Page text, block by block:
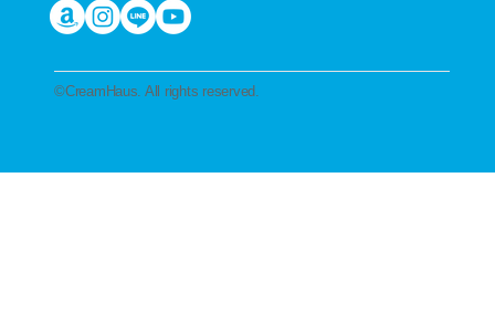
​©︎CreamHaus. All rights reserved.